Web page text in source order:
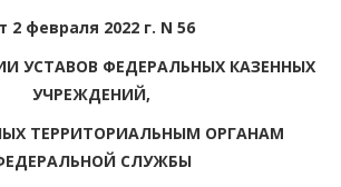
2 февраля 2022 г. N 56
УСТАВОВ ФЕДЕРАЛЬНЫХ КАЗЕННЫХ
УЧРЕЖДЕНИЙ,
ТЕРРИТОРИАЛЬНЫМ ОРГАНАМ
СЛУЖБЫ